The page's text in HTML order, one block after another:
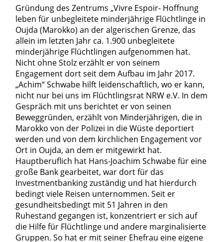
Gründung des Zentrums „Vivre Espoir- Hoffnung
leben für unbegleitete minderjährige Flüchtlinge in
Oujda (Marokko) an der algerischen Grenze, das
allein im letzten Jahr ca. 1.900 unbegleitete
minderjährige Flüchtlingen aufgenommen hat.
Nicht ohne Stolz erzählt er von seinem
Engagement dort seit dem Aufbau im Jahr 2017.
„Achim“ Schwabe hilft leidenschaftlich, wo er kann,
nicht nur bei uns im Flüchtlingsrat NRW e.V. In dem
Gespräch mit uns berichtet er von seinen
Beweggründen, erzählt von Minderjährigen, die in
Marokko von der Polizei in die Wüste deportiert
werden und von dem kirchlichen Engagement vor
Ort in Oujda, an dem er mitgewirkt hat.
Hauptberuflich hat Hans-Joachim Schwabe für eine
große Bank gearbeitet, war dort für das
Investmentbanking zuständig und hat hierdurch
bedingt viele Reisen unternommen. Seit er
gesundheitsbedingt mit 51 Jahren in den
Ruhestand gegangen ist, konzentriert er sich auf
die Hilfe für Flüchtlinge und andere marginalisierte
Gruppen. So hat er mit seiner Ehefrau eine eigene